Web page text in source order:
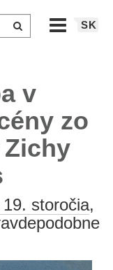
SK
v
zo
storočia,